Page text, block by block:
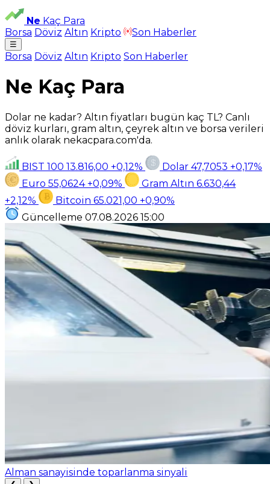
Ne Kaç Para
Borsa Döviz Altın Kripto Son Haberler
☰
Borsa Döviz Altın Kripto Son Haberler
Ne Kaç Para
Dolar ne kadar? Altın fiyatları bugün kaç TL? Canlı
döviz kurları, gram altın, çeyrek altın ve borsa verileri
anlık olarak nekacpara.com'da.
BIST 100 13.816,00 +0,12% Dolar 47,7053 +0,17%
Euro 55,0624 +0,09% Gram Altın 6.630,44
+2,12%
Bitcoin 65.021,00 +0,90%
Güncelleme 07.08.2026 15:00
Alman sanayisinde toparlanma sinyali